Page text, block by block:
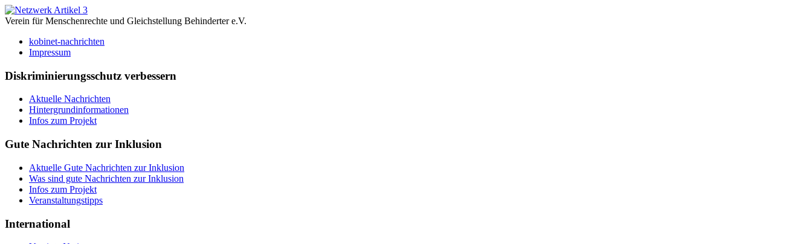
Verein für Menschenrechte und Gleichstellung Behinderter e.V.
kobinet-nachrichten
Impressum
Diskriminierungsschutz verbessern
Aktuelle Nachrichten
Hintergrundinformationen
Infos zum Projekt
Gute Nachrichten zur Inklusion
Aktuelle Gute Nachrichten zur Inklusion
Was sind gute Nachrichten zur Inklusion
Infos zum Projekt
Veranstaltungstipps
International